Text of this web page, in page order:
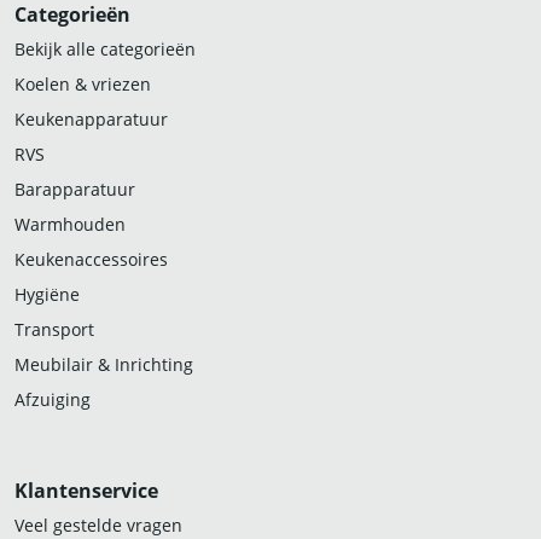
Categorieën
Bekijk alle categorieën
Koelen & vriezen
Keukenapparatuur
RVS
Barapparatuur
Warmhouden
Keukenaccessoires
Hygiëne
Transport
Meubilair & Inrichting
Afzuiging
Klantenservice
Veel gestelde vragen